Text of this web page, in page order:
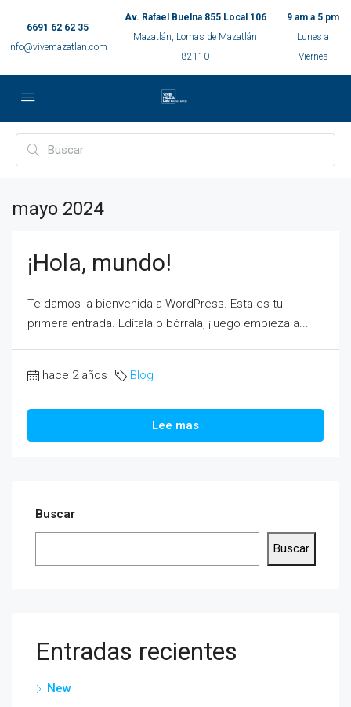
6691 62 62 35
info@vivemazatlan.com
Av. Rafael Buelna 855 Local 106
Mazatlán, Lomas de Mazatlán
82110
9 am a 5 pm
Lunes a
Viernes
mayo 2024
¡Hola, mundo!
Te damos la bienvenida a WordPress. Esta es tu
primera entrada. Edítala o bórrala, ¡luego empieza a...
hace 2 años Blog
Lee mas
Buscar
Buscar
Entradas recientes
New